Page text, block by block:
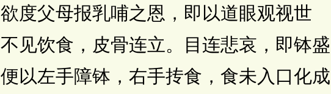
父母报乳哺之恩，即以道眼观视世
见饮食，皮骨连立。目连悲哀，即钵盛
以左手障钵，右手抟食，食未入口化成